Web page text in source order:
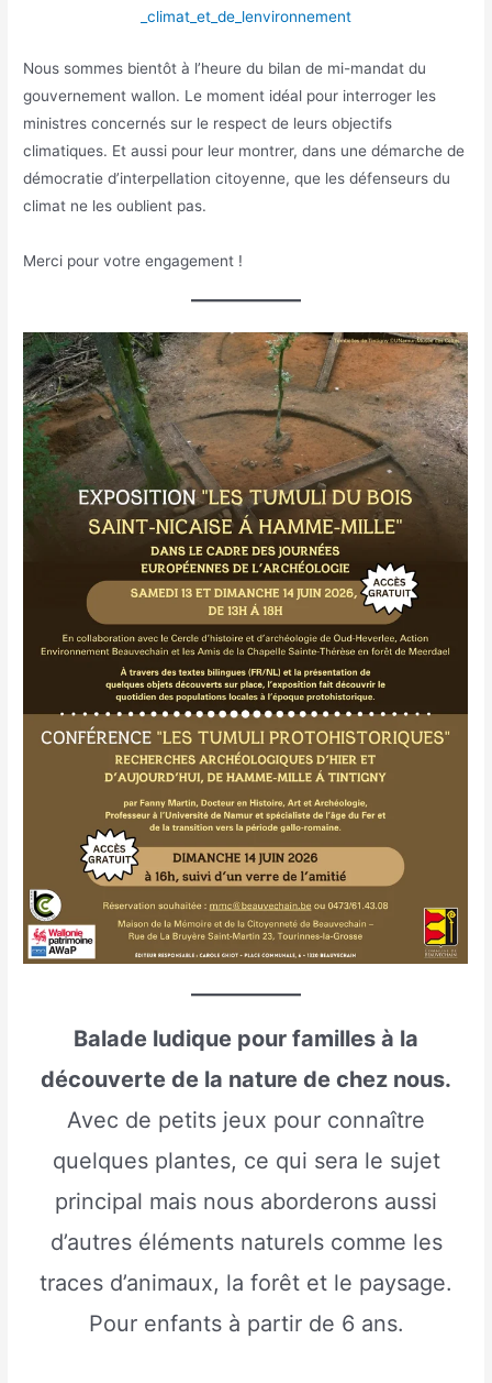
_climat_et_de_lenvironnement
Nous sommes bientôt à l’heure du bilan de mi-mandat du
gouvernement wallon. Le moment idéal pour interroger les
ministres concernés sur le respect de leurs objectifs
climatiques. Et aussi pour leur montrer, dans une démarche de
démocratie d’interpellation citoyenne, que les défenseurs du
climat ne les oublient pas.
Merci pour votre engagement !
Balade ludique pour familles à la
découverte de la nature de chez nous.
Avec de petits jeux pour connaître
quelques plantes, ce qui sera le sujet
principal mais nous aborderons aussi
d’autres éléments naturels comme les
traces d’animaux, la forêt et le paysage.
Pour enfants à partir de 6 ans.